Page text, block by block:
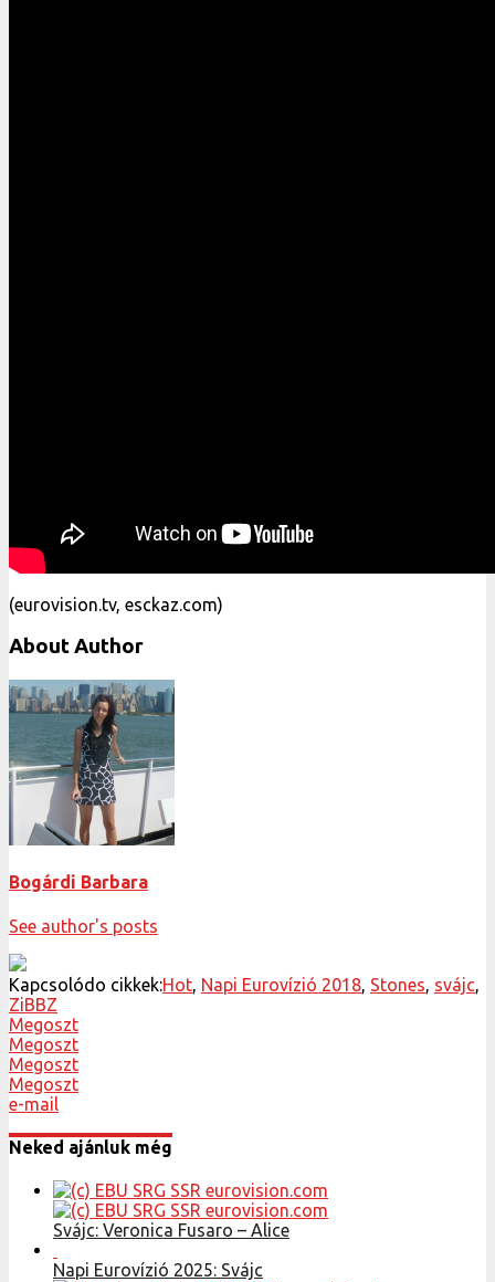
(eurovision.tv, esckaz.com)
About Author
Bogárdi Barbara
See author's posts
Kapcsolódo cikkek:Hot Napi Eurovízió 2018 Stones svájc
ZiBBZ
Megoszt
Megoszt
Megoszt
Megoszt
e-mail
Neked ajánluk még
Svájc: Veronica Fusaro – Alice
Napi Eurovízió 2025: Svájc